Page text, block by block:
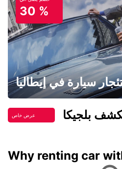
30 %
سيارة في إيطاليا
عرض خاص بلجيكا
Why renting car